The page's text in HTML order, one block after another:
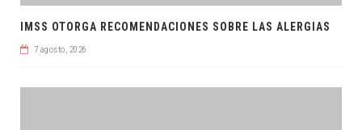
IMSS OTORGA RECOMENDACIONES SOBRE LAS ALERGIAS
7 agosto, 2026